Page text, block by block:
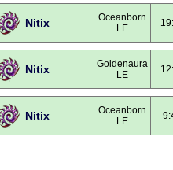
Nitix
Oceanborn
LE
Nitix
Goldenaura
LE
Nitix
Oceanborn
LE